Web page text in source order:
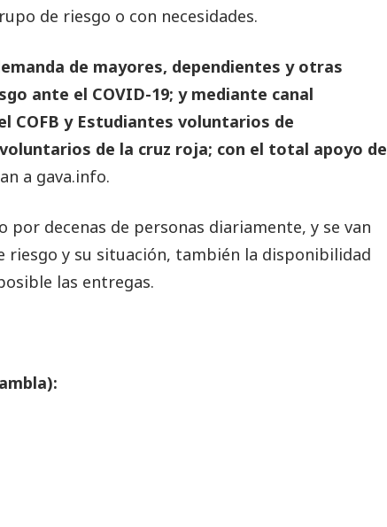
de riesgo o con necesidades.
de mayores, dependientes y otras
ante el COVID-19; y mediante canal
COFB y Estudiantes voluntarios de
de la cruz roja; con el total apoyo de
a gava.info.
por decenas de personas diariamente, y se van
riesgo y su situación, también la disponibilidad
las entregas.